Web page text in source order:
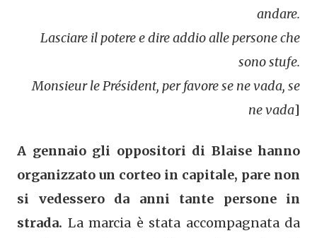
andare.
Lasciare il potere e dire addio alle persone che
sono stufe.
Monsieur le Président, per favore se ne vada, se
ne vada]
A gennaio gli oppositori di Blaise hanno
organizzato un corteo in capitale, pare non
si vedessero da anni tante persone in
strada. La marcia è stata accompagnata da